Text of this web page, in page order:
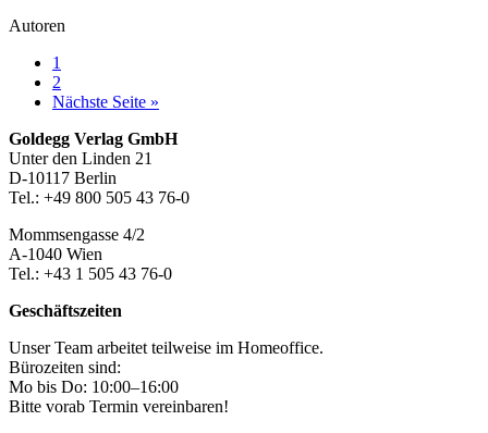
Autoren
Seite
1
Seite
2
Nächste Seite aufrufen
»
Footer-
Section
Goldegg Verlag GmbH
Unter den Linden 21
D-10117 Berlin
Tel.: +49 800 505 43 76-0
Mommsengasse 4/2
A-1040 Wien
Tel.: +43 1 505 43 76-0
Geschäftszeiten
Unser Team arbeitet teilweise im Homeoffice.
Bürozeiten sind:
Mo bis Do: 10:00–16:00
Bitte vorab Termin vereinbaren!